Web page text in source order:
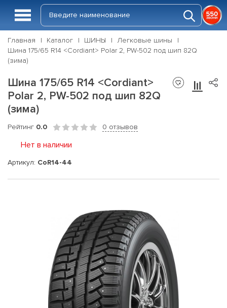
Главная Каталог ШИНЫ
Легковые шины
Шина 175/65 R14 <Cordiant> Polar 2, PW-502 под шип 82Q
(зима)
Шина 175/65 R14 <Cordiant>
Polar 2, PW-502 под шип 82Q
(зима)
Рейтинг 0.0 0 отзывов
Нет в наличии
Артикул: CoR14-44